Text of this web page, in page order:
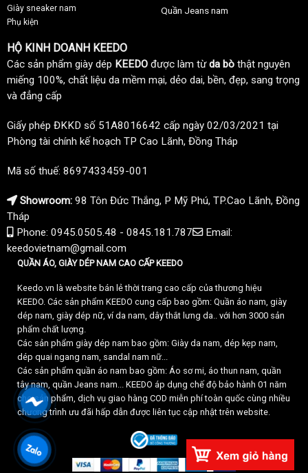
Giày sneaker nam
Phụ kiện
Quần Jeans nam
HỘ KINH DOANH KEEDO
Các sản phẩm giày dép KEEDO được làm từda bò thật nguyên
miếng 100%, chất liệu da mềm mại, dẻo dai, bền, đẹp, sang trọng
và đẳng cấp
Giấy phép ĐKKD số 51A8016642 cấp ngày 02/03/2021 tại
Phòng tài chính kế hoạch TP Cao Lãnh, Đồng Tháp
Mã số thuế: 8697433459-001
Showroom: 98 Tôn Đức Thắng, P Mỹ Phú, TP.Cao Lãnh, Đồng
Tháp
Phone: 0945.0505.48 - 0845.181.787
Email:
keedovietnam@gmail.com
QUẦN ÁO, GIÀY DÉP NAM CAO CẤP KEEDO
Keedo.vn là website bán lẻ thời trang cao cấp của thương hiệu
KEEDO. Các sản phẩm KEEDO cung cấp bao gồm: Quần áo nam, giày
dép nam, giày dép nữ, ví da nam, dây thắt lưng da.. với hơn 3000 sản
phẩm chất lượng.
Các sản phẩm giày dép nam bao gồm: Giày da nam, dép kẹp nam,
dép quai ngang nam, sandal nam nữ...
Các sản phẩm quần áo nam bao gồm: Áo sơ mi, áo thun nam, quần
tây nam, quần Jeans nam... KEEDO áp dụng chế độ bảo hành 01 năm
cho sản phẩm, dịch vụ giao hàng COD miễn phí toàn quốc cùng nhiều
chương trình ưu đãi hấp dẫn được liên tục cập nhật trên website.